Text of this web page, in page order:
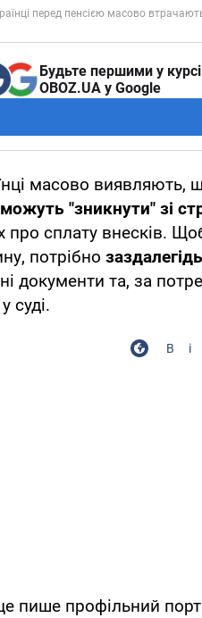
Будьте першими у
OBOZ.UA у Google
масово виявляють,
можуть "зникнути" зі
про сплату внесків.
потрібно
документи та, за
суді.
пише профільний